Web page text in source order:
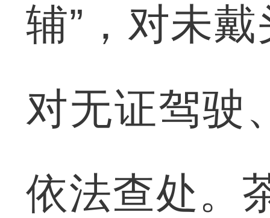
辅”，对未
对无证驾驶
依法查处。